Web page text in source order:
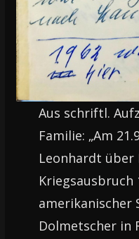
Aus schriftl.
Familie: „Am
Leonhardt über
Kriegsausbruch
amerikanischer
Dolmetscher in